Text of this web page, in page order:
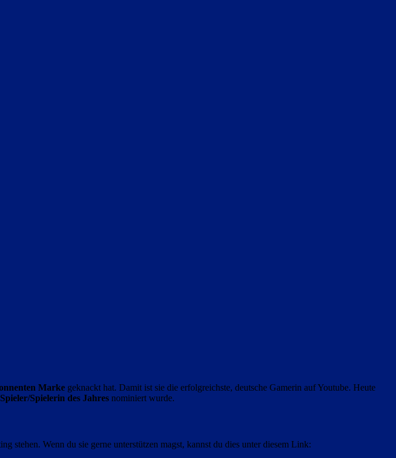
Marke geknackt hat. Damit ist sie die erfolgreichste, deutsche Gamerin auf Youtube. Heute
Spielerin des Jahres nominiert wurde.
stehen. Wenn du sie gerne unterstützen magst, kannst du dies unter diesem Link: